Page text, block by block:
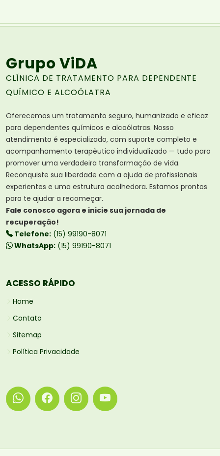
Grupo ViDA
CLÍNICA DE TRATAMENTO PARA DEPENDENTE
QUÍMICO E ALCOÓLATRA
Oferecemos um tratamento seguro, humanizado e eficaz
para dependentes químicos e alcoólatras. Nosso
atendimento é especializado, com suporte completo e
acompanhamento terapêutico individualizado — tudo para
promover uma verdadeira transformação de vida.
Reconquiste sua liberdade com a ajuda de profissionais
experientes e uma estrutura acolhedora. Estamos prontos
para te ajudar a recomeçar.
Fale conosco agora e inicie sua jornada de
recuperação!
Telefone: (15) 99190-8071
WhatsApp: (15) 99190-8071
ACESSO RÁPIDO
Home
Contato
Sitemap
Política Privacidade